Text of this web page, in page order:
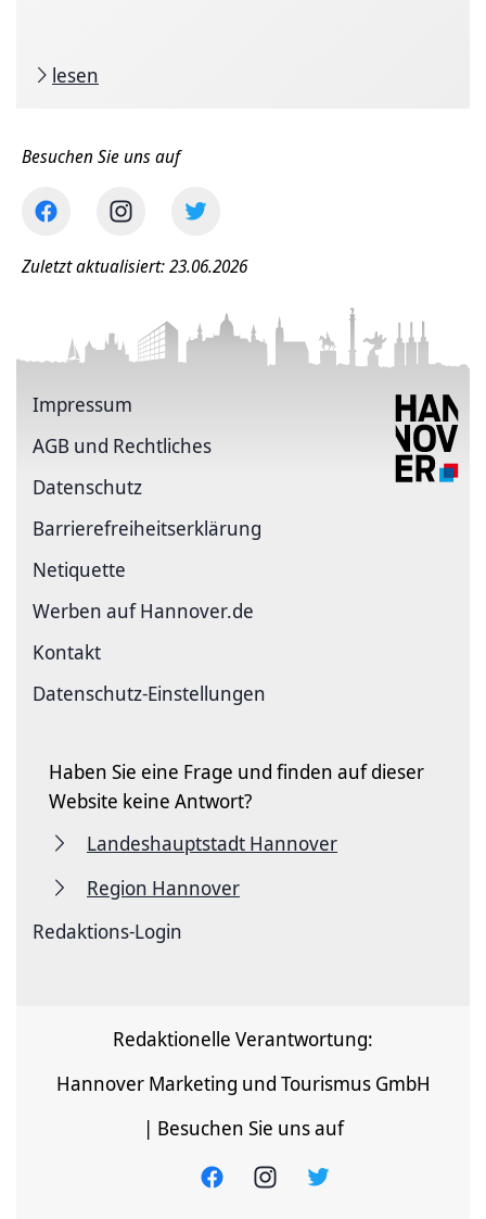
lesen
Besuchen Sie uns auf
Zuletzt aktualisiert: 23.06.2026
Impressum
AGB und Rechtliches
Datenschutz
Barriere­freiheits­erklärung
Netiquette
Werben auf Hannover.de
Kontakt
Datenschutz-Einstellungen
Haben Sie eine Frage und finden auf dieser
Website keine Antwort?
Landeshauptstadt Hannover
Region Hannover
Redaktions-Login
Redaktionelle Verantwortung:
Hannover Marketing und Tourismus GmbH
| Besuchen Sie uns auf